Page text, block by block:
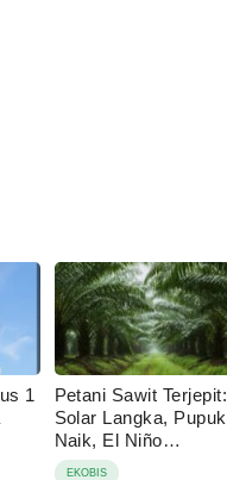
1
Petani Sawit Terjepit:
Solar Langka, Pupuk
Naik, El Niño
Mengancam
EKOBIS